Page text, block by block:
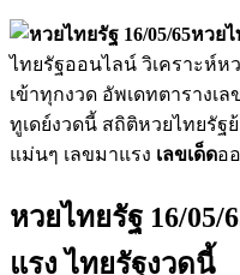
หวยไ
ไทยรัฐออนไลน์ วิเคราะห์ห
เข้าทุกงวด อัพเดทตารางเ
ทูเดย์งวดนี้ สถิติหวยไทยรัฐ
แม่นๆ เลขมาแรง เลขเด็ดอ
หวยไทยรัฐ 16/05/
แรง ไทยรัฐงวดนี้